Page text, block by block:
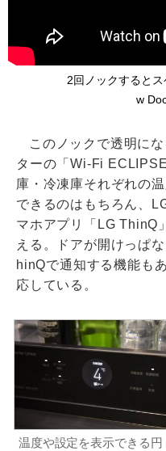
2回ノックすると
w
このノックで透明に
ターの「Wi-Fi
庫・冷凍庫それぞれの
できるのはもちろん、
マホアプリ「LG ThinQ
える。ドアが開けっぱ
hinQで通知する機能も
応している。
温度や設定を表示できる円